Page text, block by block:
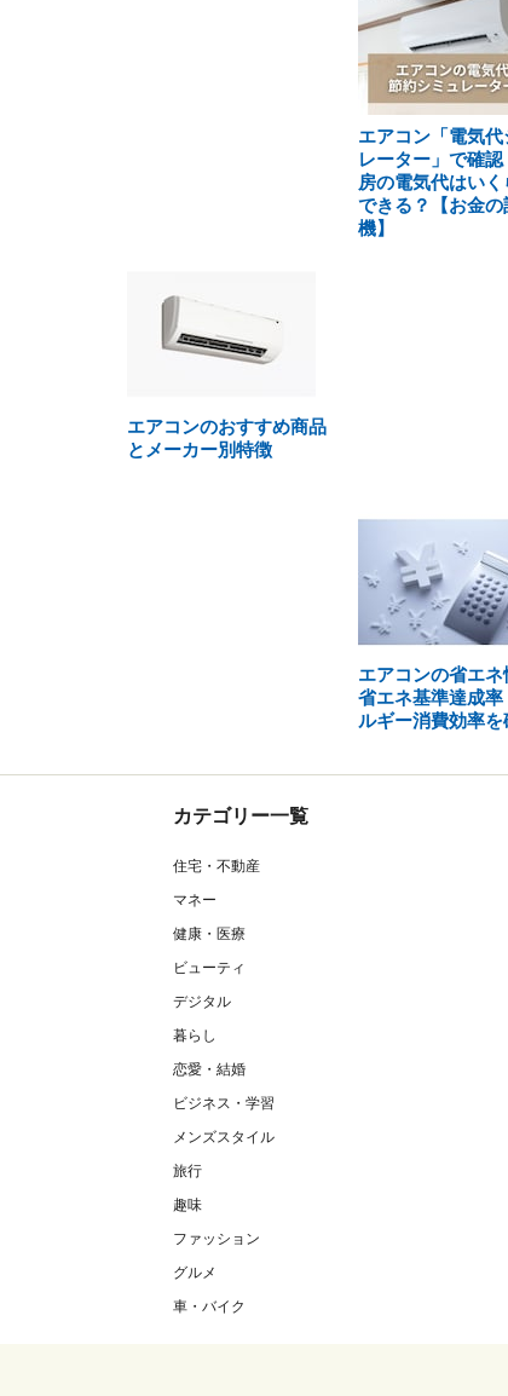
エアコン「電気代
レーター」で確認
房の電気代はいく
できる？【お金の
機】
エアコンのおすすめ商品
とメーカー別特徴
エアコンの省エネ
省エネ基準達成率
ルギー消費効率を
カテゴリー一覧
住宅・不動産
マネー
健康・医療
ビューティ
デジタル
暮らし
恋愛・結婚
ビジネス・学習
メンズスタイル
旅行
趣味
ファッション
グルメ
車・バイク